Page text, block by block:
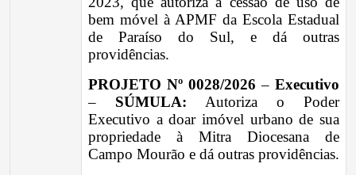
bem móvel à APMF da Escola Estadual
de Paraíso do Sul, e dá outras
providências.
PROJETO Nº 0028/2026 – Executivo
– SÚMULA: Autoriza o Poder
Executivo a doar imóvel urbano de sua
propriedade à Mitra Diocesana de
Campo Mourão e dá outras providências.